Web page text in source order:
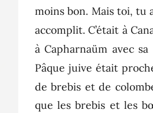
moins bon. Mais toi, tu
accomplit. C’était à
à Capharnaüm avec
Pâque juive était
de brebis et de
que les brebis et les